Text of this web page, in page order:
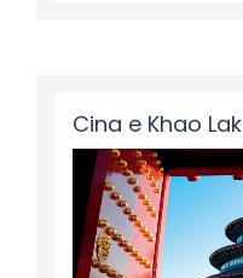
Cina e Khao Lak